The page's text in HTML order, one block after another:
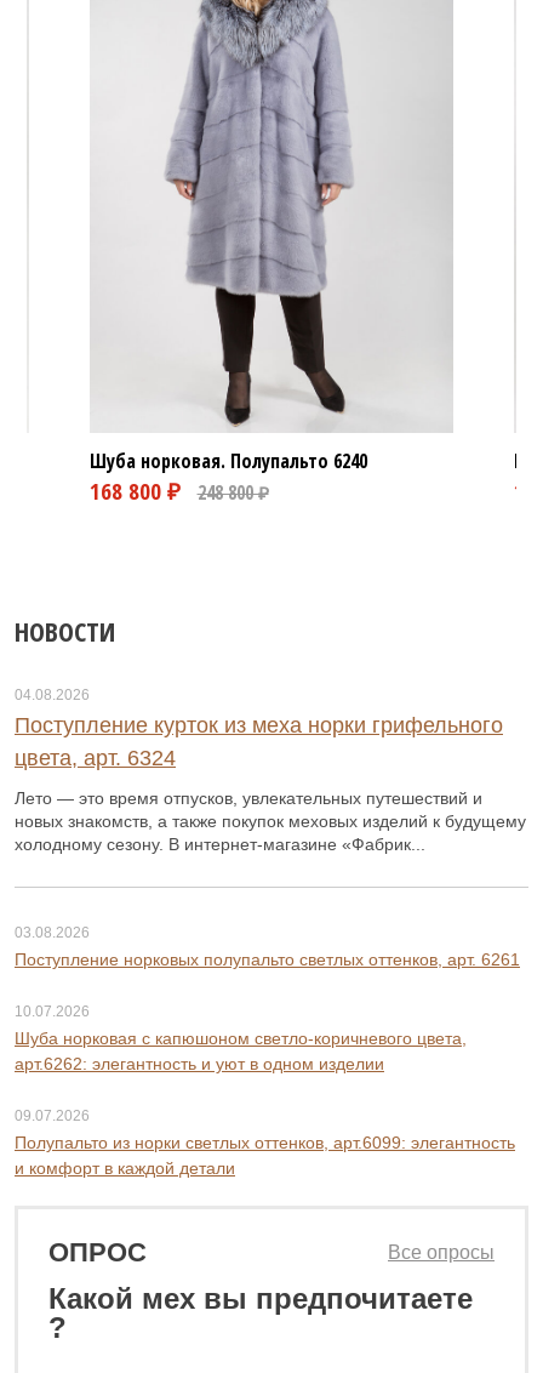
Шуба норковая. Полупальто 6240
НОВОСТИ
04.08.2026
Поступление курток из меха норки грифельного
цвета, арт. 6324
Лето — это время отпусков, увлекательных путешествий и
новых знакомств, а также покупок меховых изделий к будущему
холодному сезону. В интернет-магазине «Фабрик...
03.08.2026
Поступление норковых полупальто светлых оттенков, арт. 6261
10.07.2026
Шуба норковая с капюшоном светло-коричневого цвета,
арт.6262: элегантность и уют в одном изделии
09.07.2026
Полупальто из норки светлых оттенков, арт.6099: элегантность
и комфорт в каждой детали
ОПРОС
Какой мех вы предпочитаете
?
Все опросы